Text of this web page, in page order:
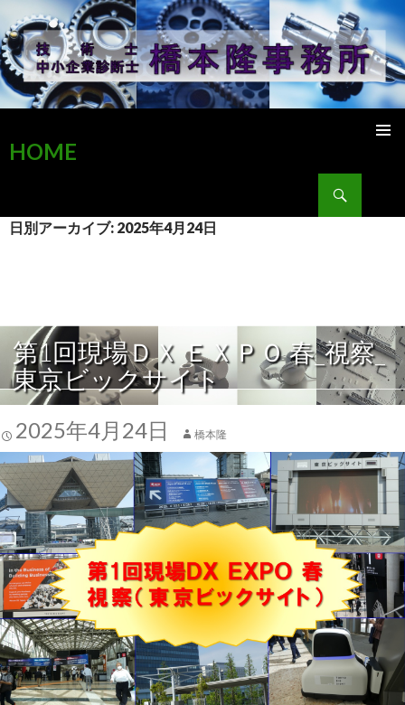
HOME
コンテンツへ移動
日別アーカイブ: 2025年4月24日
第1回現場ＤＸ ＥＸＰＯ 春_視察_
東京ビックサイト
2025年4月24日 橋本隆